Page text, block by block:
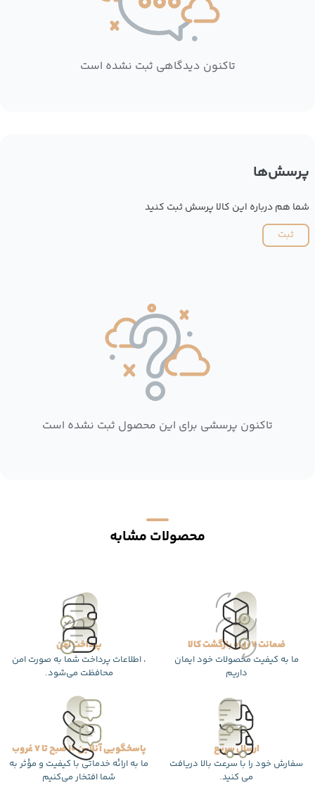
تاکنون دیدگاهی ثبت نشده است
پرسش‌ها
شما هم درباره این کالا پرسش ثبت کنید
ثبت
تاکنون پرسشی برای این محصول ثبت نشده است
محصولات مشابه
ضمانت 7 روزه بازگشت کالا
ما به کیفیت محصولات خود ایمان
داریم
پرداخت امن
، اطلاعات پرداخت شما به صورت امن
محافظت می‌شود.
ارسال سریع
سفارش خود را با سرعت بالا دریافت
می کنید.
پاسخگویی آنلاین 10 صبح تا 7 غروب
ما به ارائه خدماتی با کیفیت و مؤثر به
شما افتخار می‌کنیم